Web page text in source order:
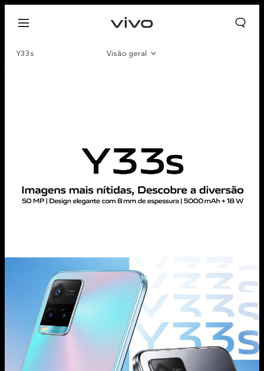
Y33s Visão geral